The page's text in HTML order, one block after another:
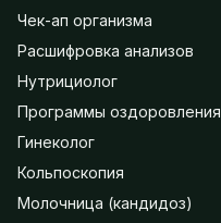
Чек-ап организма
Расшифровка анализов
Нутрициолог
Программы оздоровления
Гинеколог
Кольпоскопия
Молочница (кандидоз)